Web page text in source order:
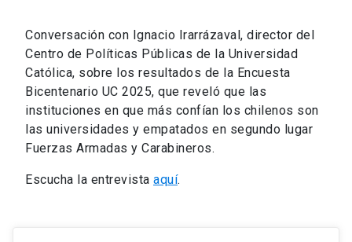
Conversación con Ignacio Irarrázaval, director del
Centro de Políticas Públicas de la Universidad
Católica, sobre los resultados de la Encuesta
Bicentenario UC 2025, que reveló que las
instituciones en que más confían los chilenos son
las universidades y empatados en segundo lugar
Fuerzas Armadas y Carabineros.
Escucha la entrevista aquí.